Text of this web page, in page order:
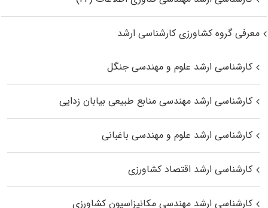
معرفی گروه کشاورزی کارشناسی ارشد
کارشناسی ارشد علوم و مهندسی جنگل
کارشناسی ارشد مهندسی منابع طبیعی بیابان زدایی
کارشناسی ارشد علوم و مهندسی باغبانی
کارشناسی ارشد اقتصاد کشاورزی
کارشناسی ارشد مهندسی مکانیزاسیون کشاورزی